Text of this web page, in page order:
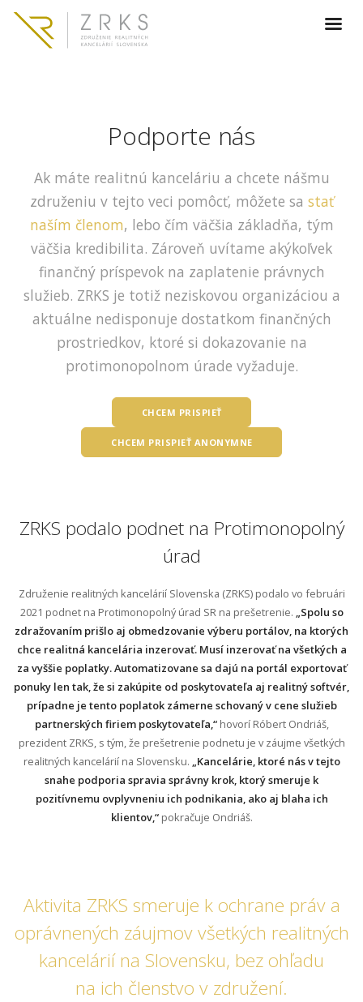
Podporte nás
Ak máte realitnú kanceláriu a chcete nášmu
združeniu v tejto veci pomôcť, môžete sa stať
naším členom, lebo čím väčšia základňa, tým
väčšia kredibilita. Zároveň uvítame akýkoľvek
finančný príspevok na zaplatenie právnych
služieb. ZRKS je totiž neziskovou organizáciou a
aktuálne nedisponuje dostatkom finančných
prostriedkov, ktoré si dokazovanie na
protimonopolnom úrade vyžaduje.
CHCEM PRISPIEŤ
CHCEM PRISPIEŤ ANONYMNE
ZRKS podalo podnet na Protimonopolný
úrad
Združenie realitných kancelárií Slovenska (ZRKS) podalo vo februári
2021 podnet na Protimonopolný úrad SR na prešetrenie. „Spolu so
zdražovaním prišlo aj obmedzovanie výberu portálov, na ktorých
chce realitná kancelária inzerovať. Musí inzerovať na všetkých a
za vyššie poplatky. Automatizovane sa dajú na portál exportovať
ponuky len tak, že si zakúpite od poskytovateľa aj realitný softvér,
prípadne je tento poplatok zámerne schovaný v cene služieb
partnerských firiem poskytovateľa,“hovorí Róbert Ondriáš,
prezident ZRKS, s tým, že prešetrenie podnetu je v záujme všetkých
realitných kancelárií na Slovensku. „Kancelárie, ktoré nás v tejto
snahe podporia spravia správny krok, ktorý smeruje k
pozitívnemu ovplyvneniu ich podnikania, ako aj blaha ich
klientov,“pokračuje Ondriáš.
Aktivita ZRKS smeruje k ochrane práv a
oprávnených záujmov všetkých realitných
kancelárií na Slovensku, bez ohľadu
na ich členstvo v združení.